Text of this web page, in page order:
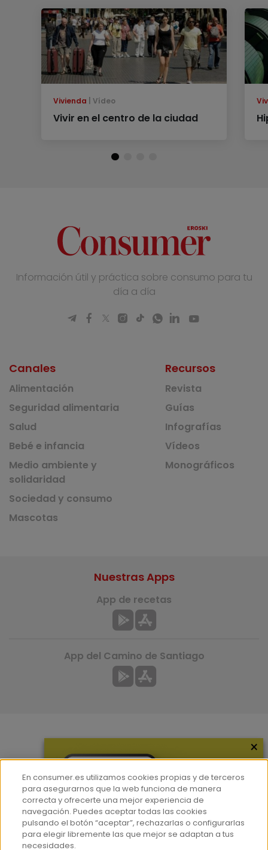
Vivienda Vídeo
Vivir en el centro de la ciudad
Información útil y práctica sobre consumo para tu
día a día
Canales
Alimentación
Seguridad alimentaria
Salud
Bebé e infancia
Medio ambiente y
solidaridad
Sociedad y consumo
Mascotas
Recursos
Revista
Guías
Infografías
Vídeos
Monográficos
Hemeroteca
Contacto
Prensa
Corpus Lingüístico Consumer
Nuestras Apps
App de recetas
App del Camino de Santiago
×
En consumer.es utilizamos cookies propias y de terceros
para asegurarnos que la web funciona de manera
correcta y ofrecerte una mejor experiencia de
navegación. Puedes aceptar todas las cookies
pulsando el botón “aceptar”, rechazarlas o configurarlas
para elegir libremente las que mejor se adaptan a tus
necesidades.